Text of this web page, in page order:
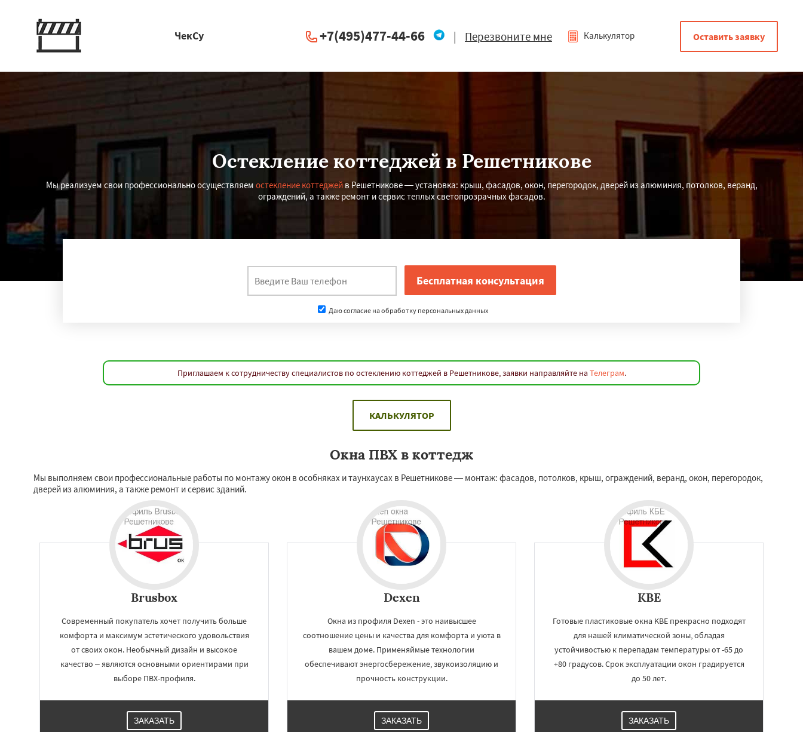
ЧекСу +7(495)477-44-66 | Перезвоните мне Калькулятор Оставить заявку
Остекление коттеджей в Решетникове
Мы реализуем свои профессионально осуществляем остекление коттеджейв Решетникове — установка: крыш, фасадов, окон, перегородок, дверей из алюминия, потолков, веранд,
ограждений, а также ремонт и сервис теплых светопрозрачных фасадов.
Даю согласие на обработку персональных данных
Приглашаем к сотрудничеству специалистов по остеклению коттеджей в Решетникове, заявки направляйте на Телеграм.
КАЛЬКУЛЯТОР
Окна ПВХ в коттедж
Мы выполняем свои профессиональные работы по монтажу окон в особняках и таунхаусах в Решетникове — монтаж: фасадов, потолков, крыш, ограждений, веранд, окон, перегородок,
дверей из алюминия, а также ремонт и сервис зданий.
Brusbox
Современный покупатель хочет получить больше
комфорта и максимум эстетического удовольствия
от своих окон. Необычный дизайн и высокое
качество – являются основными ориентирами при
выборе ПВХ-профиля.
ЗАКАЗАТЬ
Dexen
Окна из профиля Dexen - это наивысшее
соотношение цены и качества для комфорта и уюта в
вашем доме. Применяймые технологии
обеспечивают энергосбережение, звукоизоляцию и
прочность конструкции.
ЗАКАЗАТЬ
KBE
Готовые пластиковые окна KBE прекрасно подходят
для нашей климатической зоны, обладая
устойчивостью к перепадам температуры от -65 до
+80 градусов. Срок эксплуатации окон градируется
до 50 лет.
ЗАКАЗАТЬ